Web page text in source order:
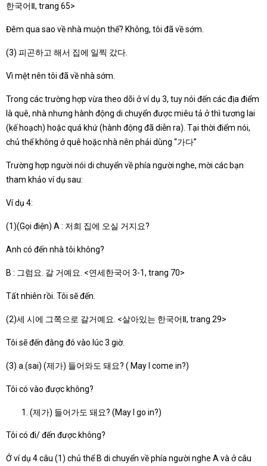
한국어Ⅱ, trang 65>
Đêm qua sao về nhà muộn thế? Không, tôi đã về sớm.
(3) 피곤하고 해서 집에 일찍 갔다.
Vì mệt nên tôi đã về nhà sớm.
Trong các trường hợp vừa theo dõi ở ví dụ 3, tuy nói đến các địa điểm
là quê, nhà nhưng hành động di chuyển được miêu tả ở thì tương lai
(kế hoạch) hoặc quá khứ (hành động đã diễn ra). Tại thời điểm nói,
chủ thể không ở quê hoặc nhà nên phải dùng “가다”
Trường hợp người nói di chuyển về phía người nghe, mời các bạn
tham khảo ví dụ sau:
Ví dụ 4:
(1)(Gọi điện) A : 저희 집에 오실 거지요?
Anh có đến nhà tôi không?
B : 그럼요. 갈 거예요. <연세한국어 3-1, trang 70>
Tất nhiên rồi. Tôi sẽ đến.
(2)세 시에 그쪽으로 갈거예요. <살아있는 한국어Ⅱ, trang 29>
Tôi sẽ đến đằng đó vào lúc 3 giờ.
(3) a.(sai) (제가) 들어와도 돼요? ( May I come in?)
Tôi có vào được không?
(제가) 들어가도 돼요? (May I go in?)
Tôi có đi/ đến được không?
Ở ví dụ 4 câu (1) chủ thể B di chuyển về phía người nghe A và ở câu